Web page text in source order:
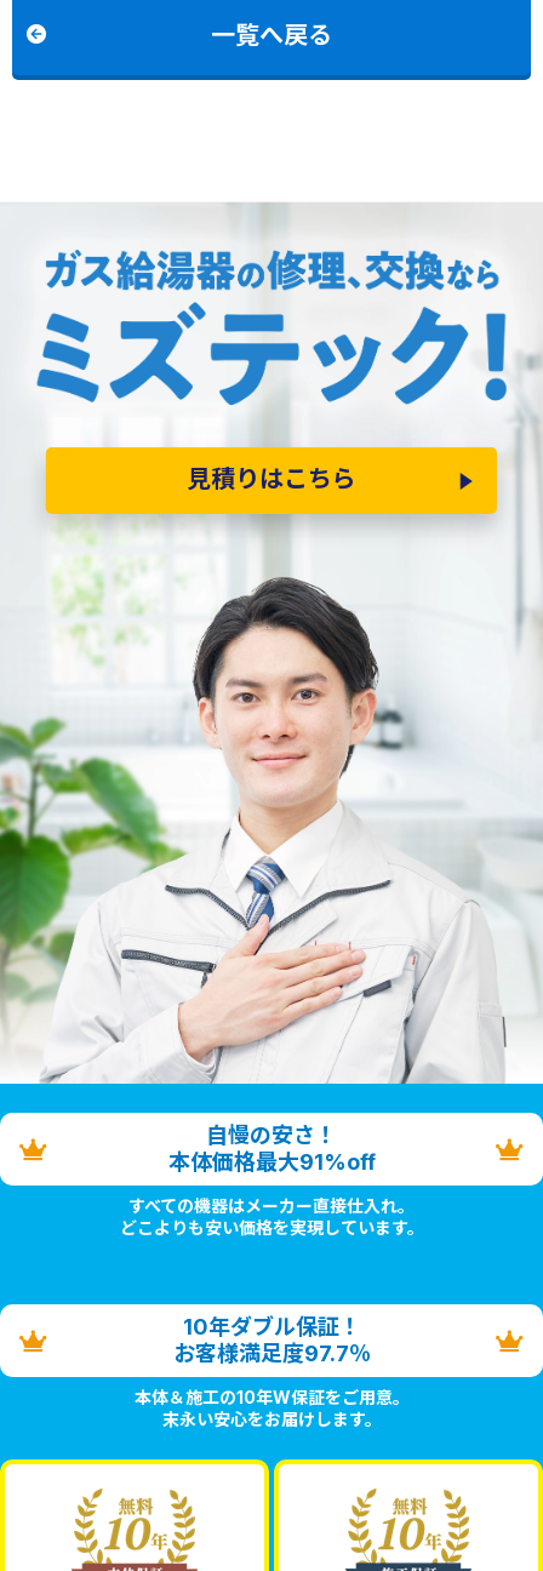
一覧へ戻る
見積りはこちら
自慢の安さ！
本体価格最大91%off
すべての機器はメーカー直接仕入れ。
どこよりも安い価格を実現しています。
10年ダブル保証！
お客様満足度97.7％
本体＆施工の10年W保証をご用意。
末永い安心をお届けします。